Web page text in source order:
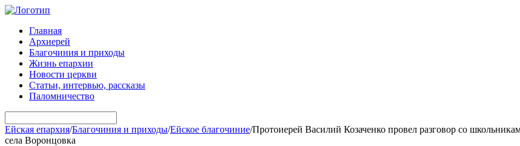
Главная
Архиерей
Благочиния и приходы
Жизнь епархии
Новости церкви
Статьи, интервью, рассказы
Паломничество
Ейская епархия/Благочиния и приходы/Ейское благочиние/Протоиерей Василий Козаченко провел разговор со
села Воронцовка